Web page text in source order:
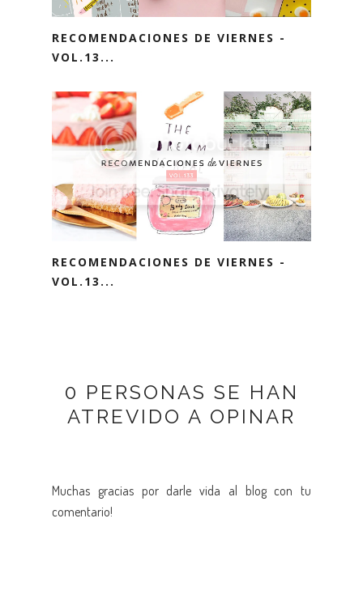
RECOMENDACIONES DE VIERNES -
VOL.13...
RECOMENDACIONES DE VIERNES -
VOL.13...
0 PERSONAS SE HAN
ATREVIDO A OPINAR
Muchas gracias por darle vida al blog con tu
comentario!